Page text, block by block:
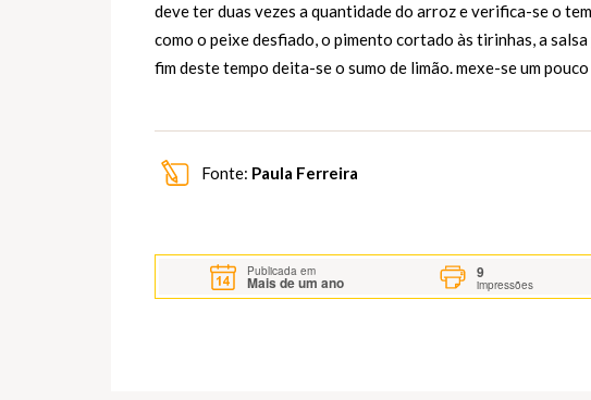
deve ter duas vezes a quantidade do arroz e verifica-se o
como o peixe desfiado, o pimento cortado às tirinhas, a
fim deste tempo deita-se o sumo de limão. mexe-se um
Fonte: Paula Ferreira
Publicada em
Mais de um ano
9
impressões